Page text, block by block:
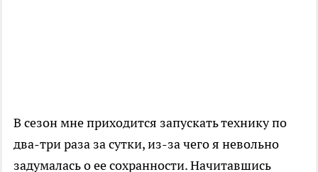
В сезон мне приходится запускать технику по
два-три раза за сутки, из-за чего я невольно
задумалась о ее сохранности. Начитавшись